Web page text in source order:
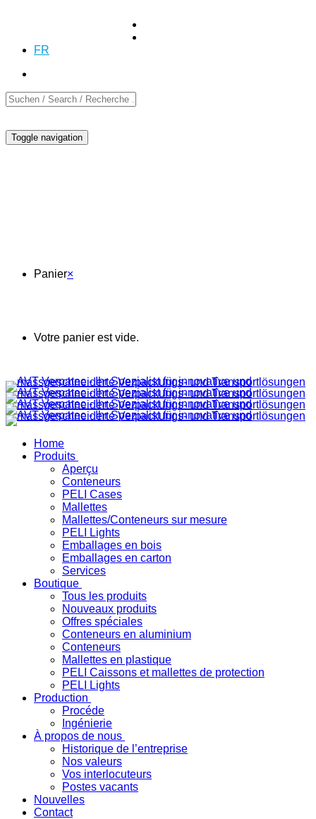
Demande
FR
Toggle navigation
Panier×
Votre panier est vide.
Home
Produits
Aperçu
Conteneurs
PELI Cases
Mallettes
Mallettes/Conteneurs sur mesure
PELI Lights
Emballages en bois
Emballages en carton
Services
Boutique
Tous les produits
Nouveaux produits
Offres spéciales
Conteneurs en aluminium
Conteneurs
Mallettes en plastique
PELI Caissons et mallettes de protection
PELI Lights
Production
Procéde
Ingénierie
À propos de nous
Historique de l’entreprise
Nos valeurs
Vos interlocuteurs
Postes vacants
Nouvelles
Contact